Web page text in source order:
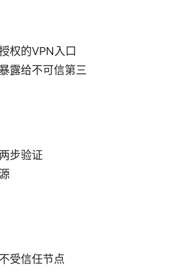
权的VPN入口
露给不可信第三
步验证
受信任节点